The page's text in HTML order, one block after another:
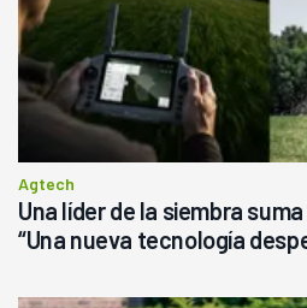
Agtech
Una líder de la siembra
“Una nueva tecnología